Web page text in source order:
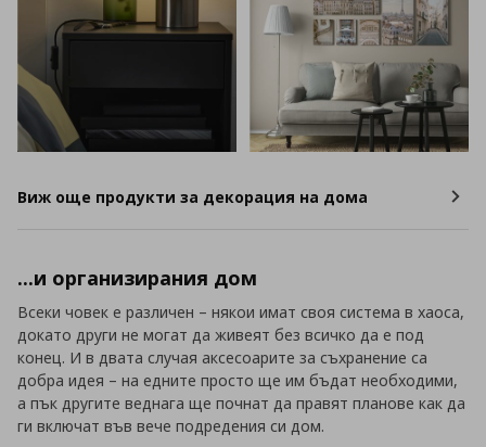
Виж още продукти за декорация на дома
...и организирания дом
Всеки човек е различен – някои имат своя система в хаоса,
докато други не могат да живеят без всичко да е под
конец. И в двата случая аксесоарите за съхранение са
добра идея – на едните просто ще им бъдат необходими,
а пък другите веднага ще почнат да правят планове как да
ги включат във вече подредения си дом.